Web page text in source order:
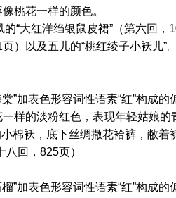
桃花一样的颜色。
“大红洋绉银鼠皮裙”（第六回，
）以及五儿的“桃红绫子小袄儿”
加表色形容词性语素“红”构成的
样的淡粉红色，表现年轻姑娘的
棉袄，底下丝绸撒花袷裤，敝着
回，825页）
加表色形容词性语素“红”构成的